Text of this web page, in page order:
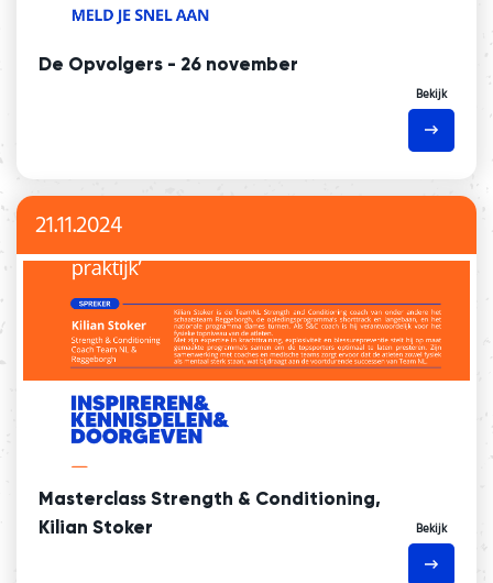
De Opvolgers - 26 november
Bekijk
21.11.2024
Masterclass Strength & Conditioning,
Kilian Stoker
Bekijk